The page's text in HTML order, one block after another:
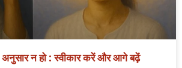
न हो : स्वीकार करें और आगे बढ़ें